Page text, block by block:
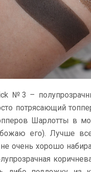
№3 –
потрясающий
Шарлотты в
его). Лучше
очень хорошо